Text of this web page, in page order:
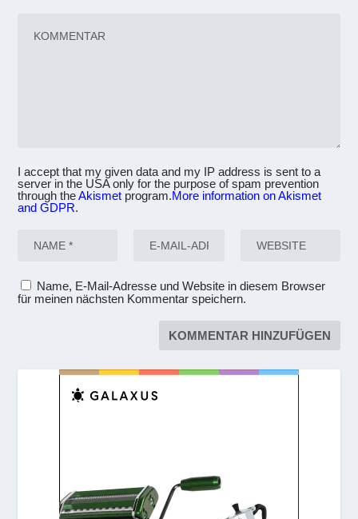
I accept that my given data and my IP address is sent to a
server in the USA only for the purpose of spam prevention
through theAkismet program.More information on Akismet
and GDPR.
Name, E-Mail-Adresse und Website in diesem Browser
für meinen nächsten Kommentar speichern.